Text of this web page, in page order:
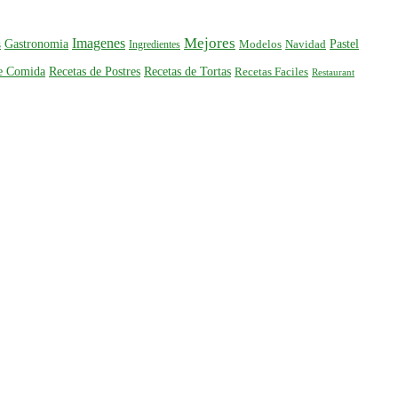
Gastronomia Imagenes Ingredientes Mejores Modelos Navidad Pastel
Comida Recetas de Postres Recetas de Tortas Recetas Faciles Restaurant